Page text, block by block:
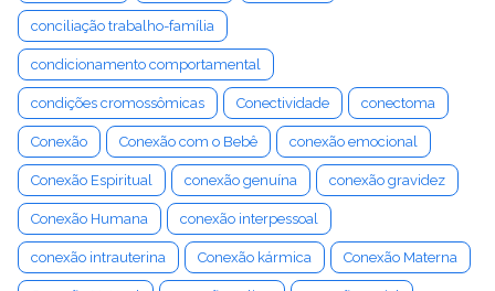
conciliação trabalho-família
condicionamento comportamental
condições cromossômicas Conectividade conectoma
Conexão Conexão com o Bebê conexão emocional
Conexão Espiritual conexão genuína conexão gravidez
Conexão Humana conexão interpessoal
conexão intrauterina Conexão kármica Conexão Materna